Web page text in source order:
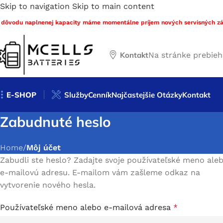
Skip to navigation Skip to main content
naplnenej kapacity máme momentálne príjem nových servisných
KontaktNa stránke
E-SHOP SlužbyCenníkNajčastejšie OtázkyKontakt
Zabudnuté heslo
Home/Môj účet
Zabudli ste heslo? Zadajte svoje používateľské meno
e-mailovú adresu. E-mailom vám zašleme odkaz na
vytvorenie nového hesla.
Používateľské meno alebo e-mailová adresa *